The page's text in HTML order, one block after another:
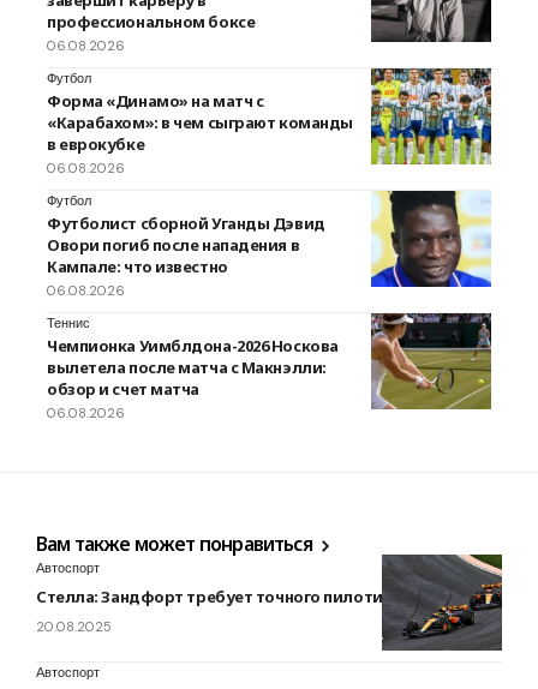
профессиональном боксе
06.08.2026
Футбол
Форма «Динамо» на матч с
«Карабахом»: в чем сыграют команды
в еврокубке
06.08.2026
Футбол
Футболист сборной Уганды Дэвид
Овори погиб после нападения в
Кампале: что известно
06.08.2026
Теннис
Чемпионка Уимблдона-2026 Носкова
вылетела после матча с Макнэлли:
обзор и счет матча
06.08.2026
Вам также может понравиться
Автоспорт
Стелла: Зандфорт требует точного пилотирования
20.08.2025
Автоспорт